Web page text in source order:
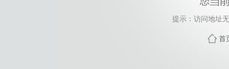
提示：访问地址
首